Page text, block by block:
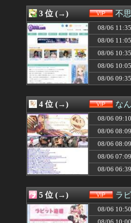
08/06 09:42
8万が12
08/06 09:35
社内会議
08/06 09:34
【動画】
08/06 09:33
津田美波
08/06 09:33
【衝撃】
08/06 09:31
【悲報】
08/06 09:31
【画像】
08/06 09:25
【驚愕】
08/06 09:20
小学館「
08/06 09:15
パンツの
08/06 09:12
【悲報】
08/06 09:11
【画像】
08/06 09:10
スリムク
08/06 09:10
【画像】
08/06 09:10
【画像】
08/06 09:09
【性加害
08/06 09:09
【画像】
08/06 09:05
【衝撃】
08/06 09:00
【画像】
08/06 08:42
K-POPア
08/06 08:41
【画像】
08/06 08:40
【悲報】
3 位 (→) 不
08/06 11:35
08/06 11:05
08/06 10:35
08/06 10:05
08/06 09:35
4 位 (→) な
08/06 09:10
08/06 08:09
08/06 08:09
08/06 07:09
08/06 06:39
5 位 (→) ラ
08/06 10:50